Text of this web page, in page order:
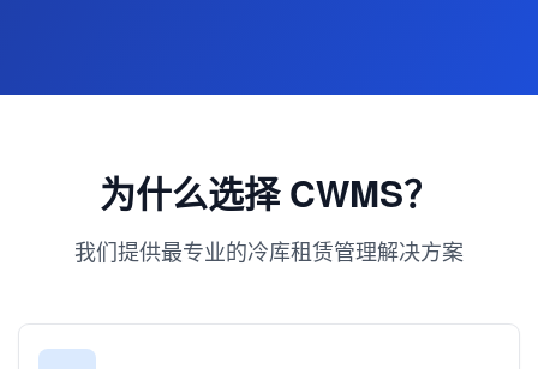
为什么选择 CWMS？
我们提供最专业的冷库租赁管理解决方案